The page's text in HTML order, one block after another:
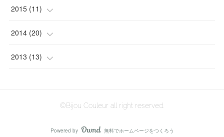
( 8)
2)
( 1)
(1)
1)
( 4)
(1)
( 1)
( 1)
(2)
(2)
2015 (11)
(2)
(3)
2014 (20)
(4)
2013 (13)
©Bijou Couleur all right reserved.
Powered by AmebaOwnd
無料でホームページをつくろう